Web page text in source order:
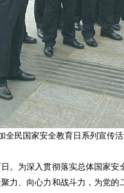
全民国家安全教育日系列宣传
为深入贯彻落实总体国家安
力、向心力和战斗力，为党